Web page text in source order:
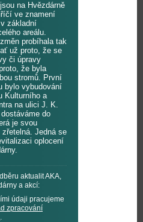
na Hvězdárně
ve znamení
základní
areálu.
probíhala tak
už proto, že se
či úpravy
že byla
stromů. První
bylo vybudování
Kulturního a
na ulici J. K.
do
je svou
Jedná se
oplocení
aktualit AKA,
a akcí:
údaji pracujeme
zpracování
.